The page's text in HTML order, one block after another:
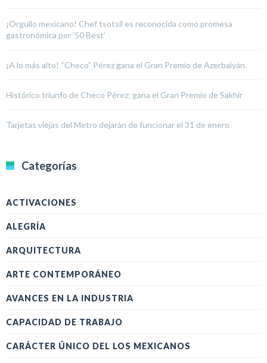
¡Orgullo mexicano! Chef tsotsil es reconocida como promesa
gastronómica por ’50 Best’
¡A lo más alto! “Checo” Pérez gana el Gran Premio de Azerbaiyán
Histórico triunfo de Checo Pérez; gana el Gran Premio de Sakhir
Tarjetas viejas del Metro dejarán de funcionar el 31 de enero
Categorías
ACTIVACIONES
ALEGRÍA
ARQUITECTURA
ARTE CONTEMPORÁNEO
AVANCES EN LA INDUSTRIA
CAPACIDAD DE TRABAJO
CARÁCTER ÚNICO DEL LOS MEXICANOS